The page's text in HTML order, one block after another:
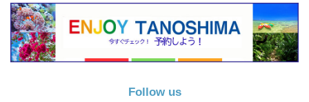
Follow us